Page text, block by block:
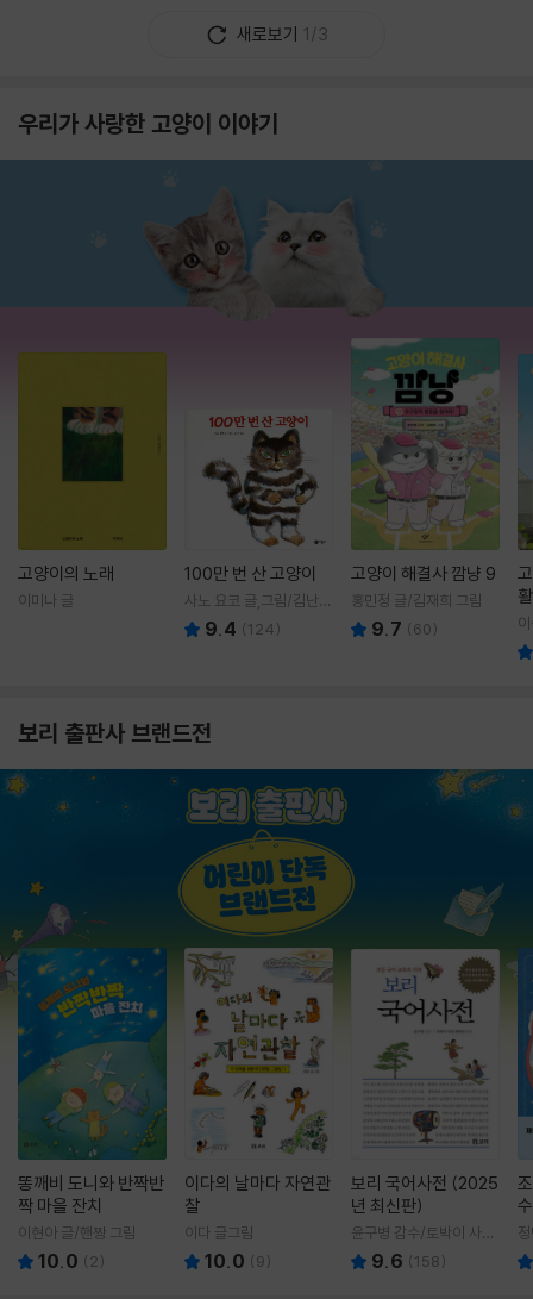
새로보기 1/3
우리가 사랑한 고양이 이야기
고양이의 노래
이미나 글
100만 번 산 고양이
사노 요코 글,그림/김난주
역 9.4 (124)
고양이 해결사 깜냥 9
홍민정 글/김재희 그림
9.7 (60)
보리 출판사 브랜드전
똥깨비 도니와 반짝반
짝 마을 잔치
이현아 글/핸짱 그림
10.0 ( 2)
이다의 날마다 자연관
찰
이다 글그림
10.0 (9)
보리 국어사전 (2025
년 최신판)
윤구병 감수/토박이 사전
편찬실 편
9.6 (158)